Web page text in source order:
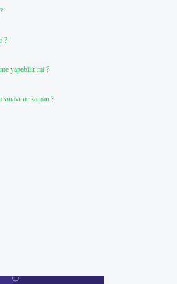
?
yapabilir mi ?
ne zaman ?